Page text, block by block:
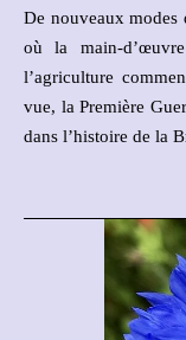
De nouveaux modes
où la main-
l’agriculture
vue, la Première
dans l’histoire de la